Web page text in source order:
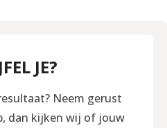
JE?
Neem gerust
dan kijken wij of jouw